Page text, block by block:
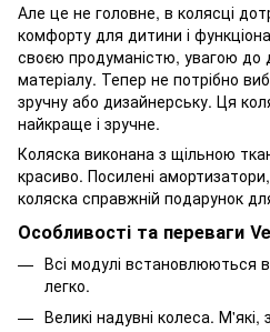
Але це не головне, в колясці
комфорту для дитини і
своєю продуманістю, увагою до
матеріалу. Тепер не потрібно
зручну або дизайнерську. Ця
найкраще і зручне.
Коляска виконана з щільною
красиво. Посилені
коляска справжній подарунок
Особливості та переваги
Всі модулі встановлюються
легко.
Великі надувні колеса.